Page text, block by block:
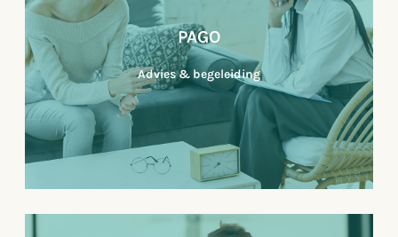
te maken krijgen. Het kan een aanzienlijke impact
hebben op zowel de medewerkers als de
organisatie als geheel...
Lees verder
PAGO
Advies & begeleiding